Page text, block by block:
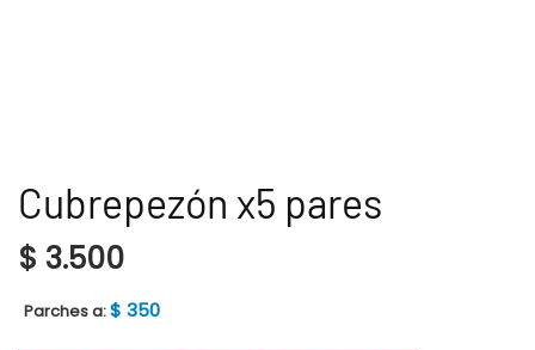
Cubrepezón x5 pares
$ 3.500
Parches a:$ 350